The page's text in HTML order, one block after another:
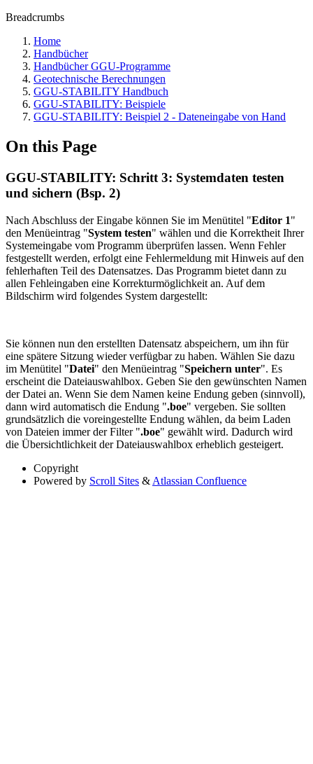
Breadcrumbs
Home
Handbücher
Handbücher GGU-Programme
Geotechnische Berechnungen
GGU-STABILITY Handbuch
GGU-STABILITY: Beispiele
GGU-STABILITY: Beispiel 2 - Dateneingabe von Hand
On this Page
GGU-STABILITY: Schritt 3: Systemdaten testen
und sichern (Bsp. 2)
Nach Abschluss der Eingabe können Sie im Menütitel "Editor 1"
den Menüeintrag "System testen" wählen und die Korrektheit Ihrer
Systemeingabe vom Programm überprüfen lassen. Wenn Fehler
festgestellt werden, erfolgt eine Fehlermeldung mit Hinweis auf den
fehlerhaften Teil des Datensatzes. Das Programm bietet dann zu
allen Fehleingaben eine Korrekturmöglichkeit an. Auf dem
Bildschirm wird folgendes System dargestellt:
Sie können nun den erstellten Datensatz abspeichern, um ihn für
eine spätere Sitzung wieder verfügbar zu haben. Wählen Sie dazu
im Menütitel "Datei" den Menüeintrag "Speichern unter". Es
erscheint die Dateiauswahlbox. Geben Sie den gewünschten Namen
der Datei an. Wenn Sie dem Namen keine Endung geben (sinnvoll),
dann wird automatisch die Endung ".boe" vergeben. Sie sollten
grundsätzlich die voreingestellte Endung wählen, da beim Laden
von Dateien immer der Filter ".boe" gewählt wird. Dadurch wird
die Übersichtlichkeit der Dateiauswahlbox erheblich gesteigert.
Copyright
Powered by Scroll Sites & Atlassian Confluence